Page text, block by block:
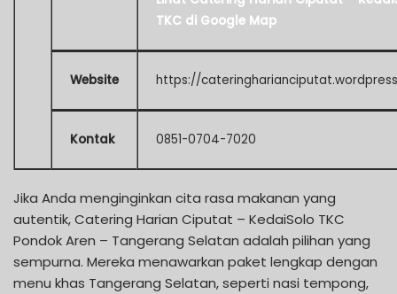
TKC di Google Map
Website https://
Kontak 0851-0704-7020
Jika Anda menginginkan cita rasa makanan yang
autentik, Catering Harian Ciputat – KedaiSolo TKC
Pondok Aren – Tangerang Selatan adalah pilihan yang
sempurna. Mereka menawarkan paket lengkap dengan
menu khas Tangerang Selatan, seperti nasi tempong,